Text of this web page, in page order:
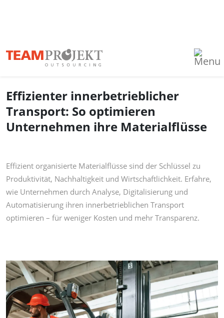
Effizienter innerbetrieblicher
Unternehmen ihre Materialflüsse
Effizient organisierte Materialflüsse sind der Schlüssel zu
Automatisierung ihren innerbetrieblichen Transport
optimieren – für weniger Kosten und mehr Transparenz.